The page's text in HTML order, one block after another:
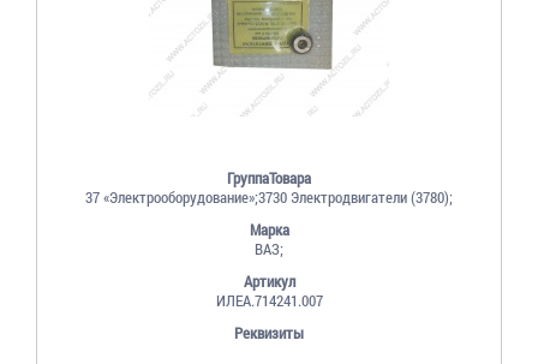
ГруппаТовара
37 «Электрооборудование»;3730 Электродвигатели (3780);
Марка
ВАЗ;
Артикул
ИЛЕА.714241.007
Реквизиты